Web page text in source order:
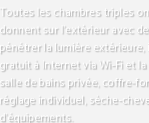
Toutes les chambres triples
donnent sur l'extérieur avec
pénétrer la lumière
gratuit à Internet via Wi-Fi et
salle de bains privée, coffre-
réglage individuel, sèche-
d'équipements.